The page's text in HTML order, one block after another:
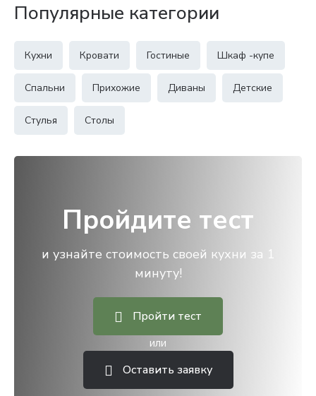
Популярные категории
Кухни Кровати Гостиные Шкаф -купе
Спальни Прихожие Диваны Детские
Стулья Столы
Пройдите тест
и узнайте стоимость своей кухни за 1
минуту!
Пройти тест
или
Оставить заявку